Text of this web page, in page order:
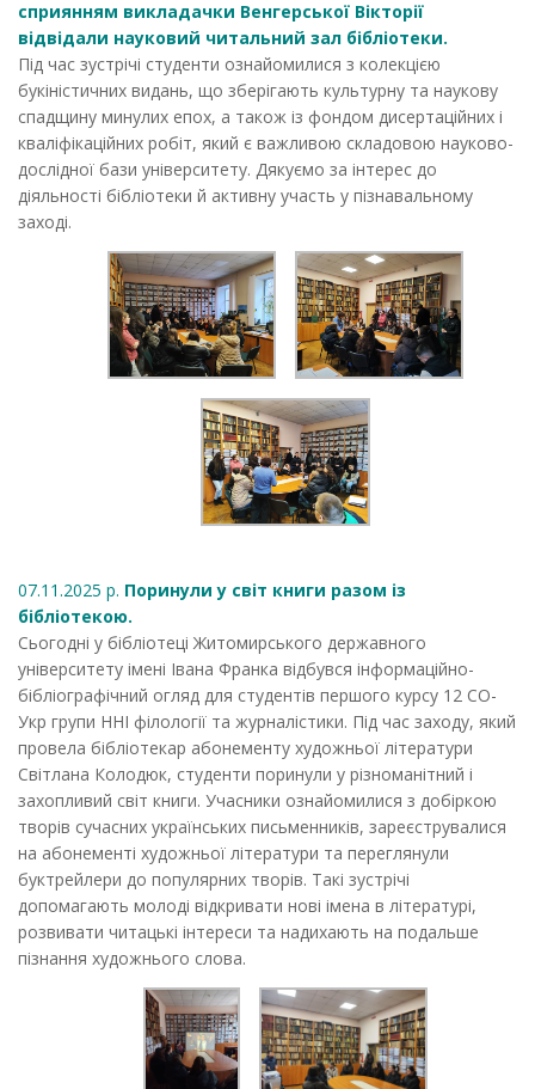
сприянням викладачки Венгерської Вікторії
відвідали науковий читальний зал бібліотеки.
Під час зустрічі студенти ознайомилися з колекцією
букіністичних видань, що зберігають культурну та наукову
спадщину минулих епох, а також із фондом дисертаційних і
кваліфікаційних робіт, який є важливою складовою науково-
дослідної бази університету. Дякуємо за інтерес до
діяльності бібліотеки й активну участь у пізнавальному
заході.
07.11.2025 р. Поринули у світ книги разом із
бібліотекою.
Сьогодні у бібліотеці Житомирського державного
університету імені Івана Франка відбувся інформаційно-
бібліографічний огляд для студентів першого курсу 12 СО-
Укр групи ННІ філології та журналістики. Під час заходу, який
провела бібліотекар абонементу художньої літератури
Світлана Колодюк, студенти поринули у різноманітний і
захопливий світ книги. Учасники ознайомилися з добіркою
творів сучасних українських письменників, зареєструвалися
на абонементі художньої літератури та переглянули
буктрейлери до популярних творів. Такі зустрічі
допомагають молоді відкривати нові імена в літературі,
розвивати читацькі інтереси та надихають на подальше
пізнання художнього слова.